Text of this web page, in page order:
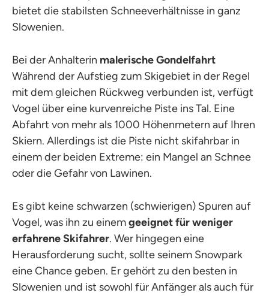
bietet die stabilsten Schneeverhältnisse in ganz
Slowenien.
Bei der Anhalterin malerische Gondelfahrt
Während der Aufstieg zum Skigebiet in der Regel
mit dem gleichen Rückweg verbunden ist, verfügt
Vogel über eine kurvenreiche Piste ins Tal. Eine
Abfahrt von mehr als 1000 Höhenmetern auf Ihren
Skiern. Allerdings ist die Piste nicht skifahrbar in
einem der beiden Extreme: ein Mangel an Schnee
oder die Gefahr von Lawinen.
Es gibt keine schwarzen (schwierigen) Spuren auf
Vogel, was ihn zu einemgeeignet für weniger
erfahrene Skifahrer. Wer hingegen eine
Herausforderung sucht, sollte seinem Snowpark
eine Chance geben. Er gehört zu den besten in
Slowenien und ist sowohl für Anfänger als auch für